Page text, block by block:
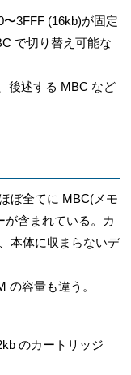
3FFF (16kb)が固定
で切り替え可能な
後述する MBC など
ぼ全てに MBC(メモ
が含まれている。カ
本体に収まらないデ
の容量も違う。
のカートリッジ